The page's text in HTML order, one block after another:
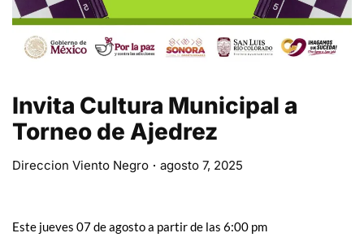
Invita Cultura Municipal a
Torneo de Ajedrez
Direccion Viento Negro agosto 7, 2025
Este jueves 07 de agosto a partir de las 6:00 pm